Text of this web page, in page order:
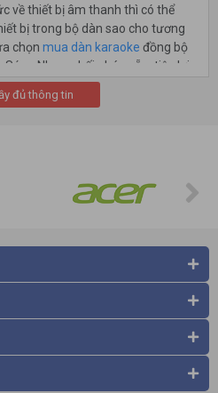
về thiết bị âm thanh thì có thể
bị trong bộ dàn sao cho tương
chọn mua dàn karaoke đồng bộ
Sóng Nhạc, phối ghép sẵn, tiện lợi
dàn karaoke gồm loa SUB
karaoke MUSICCORE TSS-10
700A, loa JARGUAR SS-660,
WAVE HS-1600I
đủ thông tin